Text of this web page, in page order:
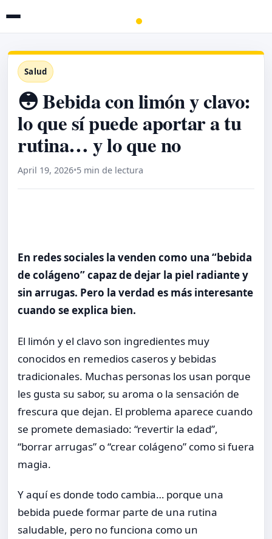
Salud
😳 Bebida con limón y clavo:
lo que sí puede aportar a tu
rutina… y lo que no
April 19, 2026•5 min de lectura
En redes sociales la venden como una “bebida
de colágeno” capaz de dejar la piel radiante y
sin arrugas. Pero la verdad es más interesante
cuando se explica bien.
El limón y el clavo son ingredientes muy
conocidos en remedios caseros y bebidas
tradicionales. Muchas personas los usan porque
les gusta su sabor, su aroma o la sensación de
frescura que dejan. El problema aparece cuando
se promete demasiado: “revertir la edad”,
“borrar arrugas” o “crear colágeno” como si fuera
magia.
Y aquí es donde todo cambia… porque una
bebida puede formar parte de una rutina
saludable, pero no funciona como un